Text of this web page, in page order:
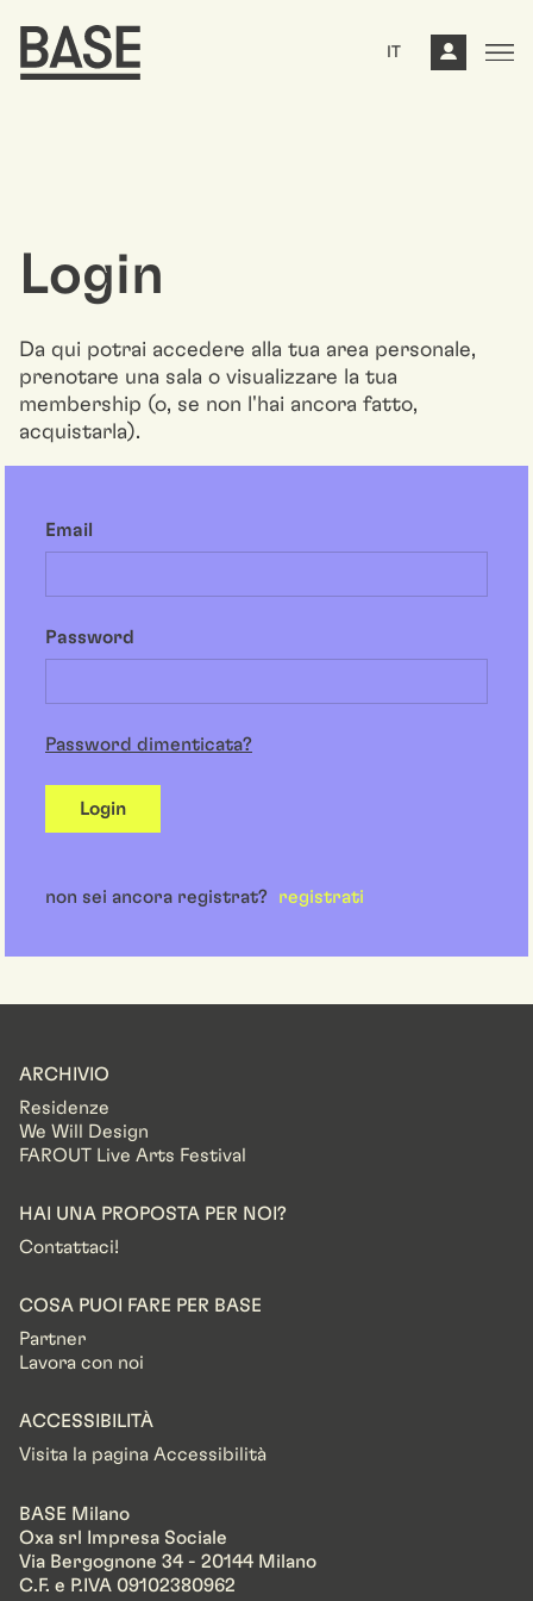
IT
Login
Da qui potrai accedere alla tua area personale,
prenotare una sala o visualizzare la tua
membership (o, se non l'hai ancora fatto,
acquistarla).
Email
Password
Password dimenticata?
Login
non sei ancora registrat? registrati
ARCHIVIO
Residenze
We Will Design
FAROUT Live Arts Festival
HAI UNA PROPOSTA PER NOI?
Contattaci!
COSA PUOI FARE PER BASE
Partner
Lavora con noi
ACCESSIBILITÀ
Visita la pagina Accessibilità
BASE Milano
Oxa srl Impresa Sociale
Via Bergognone 34 - 20144 Milano
C.F. e P.IVA 09102380962